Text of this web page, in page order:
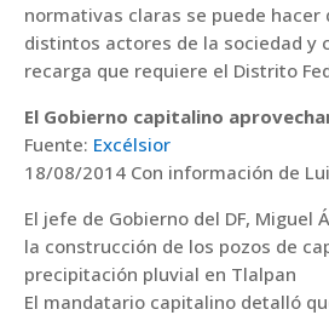
normativas claras se puede hacer
distintos actores de la sociedad y
recarga que requiere el Distrito
El Gobierno capitalino
Fuente: Excélsior
18/08/2014 Con información de
El jefe de Gobierno del DF, Miguel
la construcción de los pozos de
precipitación pluvial en Tlalpan
El mandatario capitalino detalló